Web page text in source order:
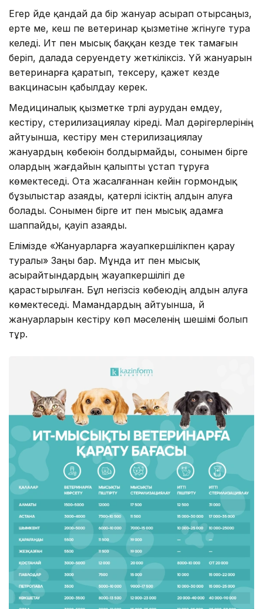
Егер үйде қандай да бір жануар асырап отырсаңыз,
ерте ме, кеш пе ветеринар қызметіне жүгінуге тура
келеді. Ит пен мысық баққан кезде тек тамағын
беріп, далада серуендету жеткіліксіз. Үй жануарын
ветеринарға қаратып, тексеру, қажет кезде
вакцинасын қабылдау керек.
Медициналық қызметке түрлі аурудан емдеу,
кестіру, стерилизациялау кіреді. Мал дәрігерлерінің
айтуынша, кестіру мен стерилизациялау
жануардың көбеюін болдырмайды, сонымен бірге
олардың жағдайын қалыпты ұстап тұруға
көмектеседі. Ота жасалғаннан кейін гормондық
бұзылыстар азаяды, қатерлі ісіктің алдын алуға
болады. Сонымен бірге ит пен мысық адамға
шаппайды, қауіп азаяды.
Елімізде «Жануарларға жауапкершілікпен қарау
туралы» Заңы бар. Мұнда ит пен мысық
асырайтындардың жауапкершілігі де
қарастырылған. Бұл негізсіз көбеюдің алдын алуға
көмектеседі. Мамандардың айтуынша, үй
жануарларын кестіру көп мәселенің шешімі болып
тұр.